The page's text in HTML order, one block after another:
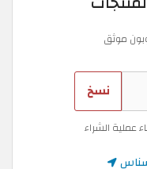
موثق
نسخ
عملية الشراء